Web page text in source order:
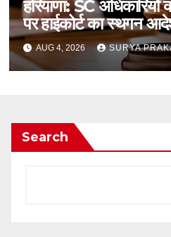
हरियाणा: SC अधिकारियों
पर हाईकोर्ट का स्थगन
AUG 4, 2026 SURYA
Search